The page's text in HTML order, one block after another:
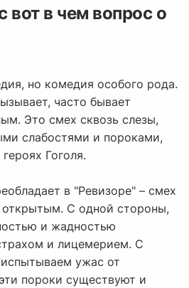
вот в чем вопрос о
но комедия особого рода.
часто бывает
Это смех сквозь слезы,
слабостями и пороками,
Гоголя.
в "Ревизоре" – смех
открытым. С одной стороны,
и жадностью
и лицемерием. С
ужас от
пороки существуют и